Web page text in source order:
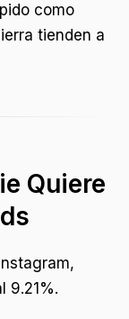
como
tienden a
Quiere
9.21%.